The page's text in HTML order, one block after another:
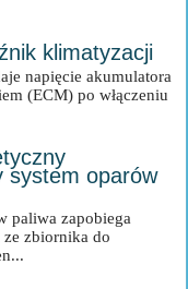
klimatyzacji
napięcie akumulatora
(ECM) po włączeniu
system oparów
paliwa zapobiega
zbiornika do